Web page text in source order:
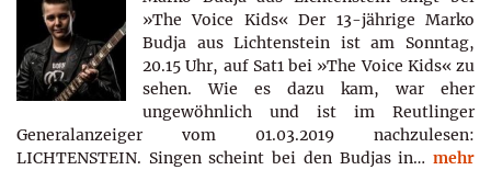
»The Voice Kids« Der 13-jährige Marko
Budja aus Lichtenstein ist am Sonntag,
20.15 Uhr, auf Sat1 bei »The Voice Kids« zu
sehen. Wie es dazu kam, war eher
ungewöhnlich und ist im Reutlinger
Generalanzeiger vom 01.03.2019 nachzulesen:
LICHTENSTEIN. Singen scheint bei den Budjas in… mehr